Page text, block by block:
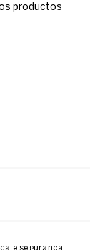
productos
e segurança